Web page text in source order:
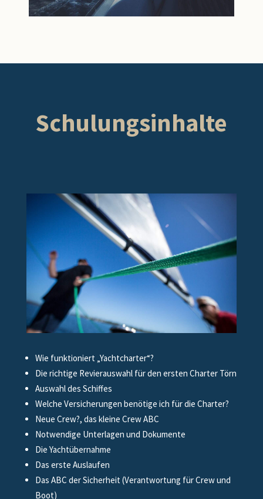
Schulungsinhalte
Wie funktioniert „Yachtcharter“?
Die richtige Revierauswahl für den ersten Charter Törn
Auswahl des Schiffes
Welche Versicherungen benötige ich für die Charter?
Neue Crew?, das kleine Crew ABC
Notwendige Unterlagen und Dokumente
Die Yachtübernahme
Das erste Auslaufen
Das ABC der Sicherheit (Verantwortung für Crew und
Boot)